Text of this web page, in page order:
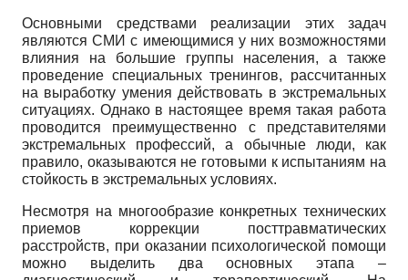
Основными средствами реализации этих задач
являются СМИ с имеющимися у них возможностями
влияния на большие группы населения, а также
проведение специальных тренингов, рассчитанных
на выработку умения действовать в экстремальных
ситуациях. Однако в настоящее время такая работа
проводится преимущественно с представителями
экстремальных профессий, а обычные люди, как
правило, оказываются не готовыми к испытаниям на
стойкость в экстремальных условиях.
Несмотря на многообразие конкретных технических
приемов коррекции посттравматических
расстройств, при оказании психологической помощи
можно выделить два основных этапа –